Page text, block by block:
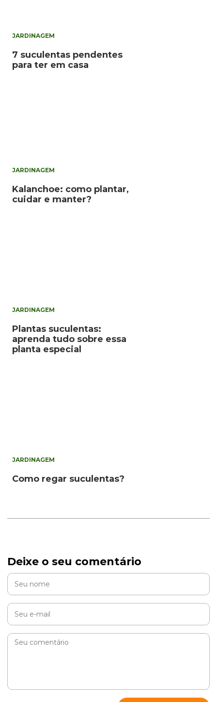
JARDINAGEM
7 suculentas pendentes
para ter em casa
JARDINAGEM
Kalanchoe: como plantar,
cuidar e manter?
JARDINAGEM
Plantas suculentas:
aprenda tudo sobre essa
planta especial
JARDINAGEM
Como regar suculentas?
Deixe o seu comentário